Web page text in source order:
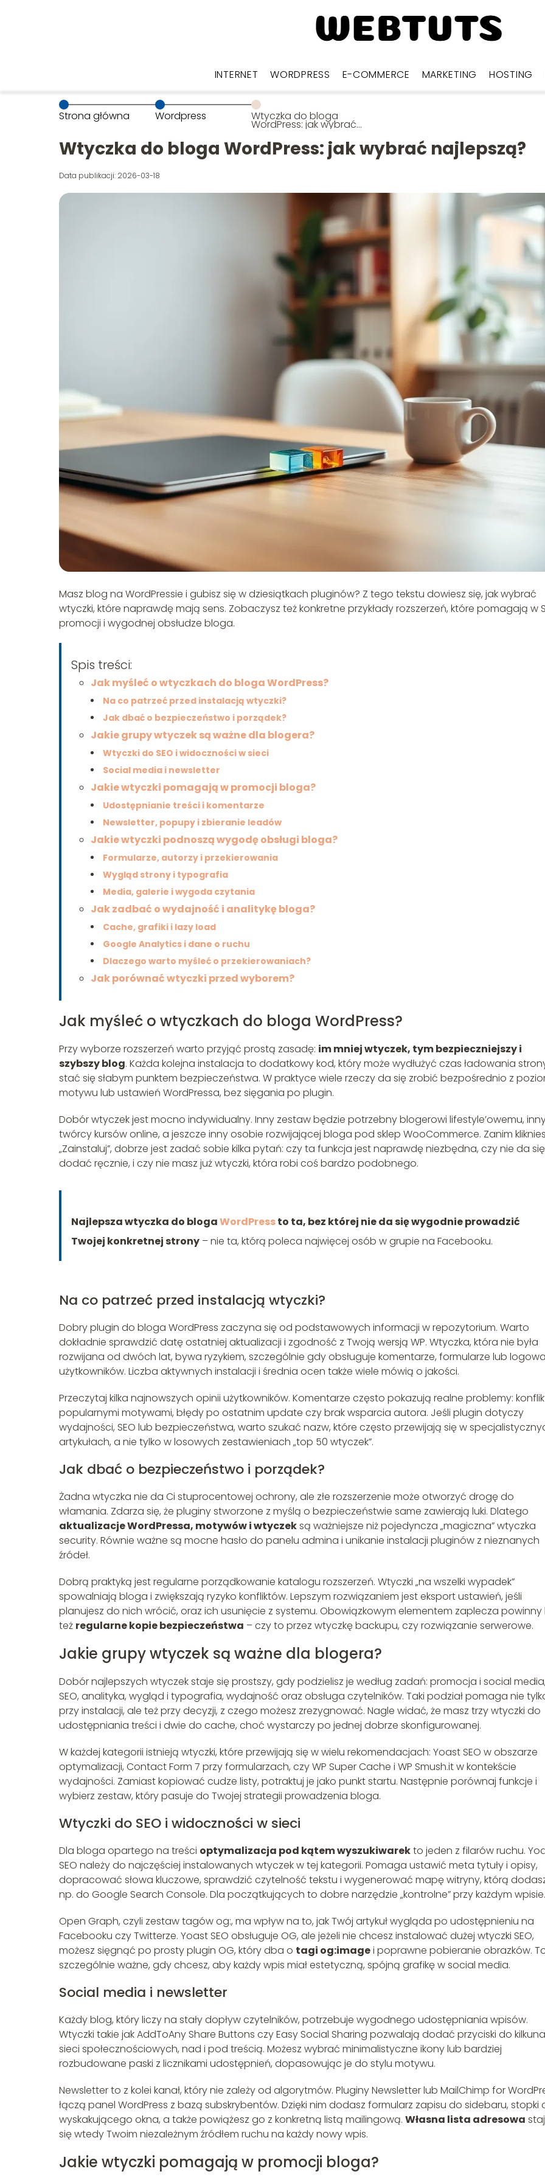
INTERNET WORDPRESS E-COMMERCE MARKETING HOSTING
Strona główna Wordpress Wtyczka do bloga
WordPress: jak wybrać
Wtyczka do bloga WordPress: jak wybrać najlepszą?
Data publikacji: 2026-03-18
Masz blog na WordPressie i gubisz się w dziesiątkach pluginów? Z tego tekstu dowiesz się, jak wybrać
wtyczki, które naprawdę mają sens. Zobaczysz też konkretne przykłady rozszerzeń, które pomagają w
promocji i wygodnej obsłudze bloga.
Spis treści:
Jak myśleć o wtyczkach do bloga WordPress?
Na co patrzeć przed instalacją wtyczki?
Jak dbać o bezpieczeństwo i porządek?
Jakie grupy wtyczek są ważne dla blogera?
Wtyczki do SEO i widoczności w sieci
Social media i newsletter
Jakie wtyczki pomagają w promocji bloga?
Udostępnianie treści i komentarze
Newsletter, popupy i zbieranie leadów
Jakie wtyczki podnoszą wygodę obsługi bloga?
Formularze, autorzy i przekierowania
Wygląd strony i typografia
Media, galerie i wygoda czytania
Jak zadbać o wydajność i analitykę bloga?
Cache, grafiki i lazy load
Google Analytics i dane o ruchu
Dlaczego warto myśleć o przekierowaniach?
Jak porównać wtyczki przed wyborem?
Jak myśleć o wtyczkach do bloga WordPress?
Przy wyborze rozszerzeń warto przyjąć prostą zasadę: im mniej wtyczek, tym bezpieczniejszy i
szybszy blog. Każda kolejna instalacja to dodatkowy kod, który może wydłużyć czas ładowania
stać się słabym punktem bezpieczeństwa. W praktyce wiele rzeczy da się zrobić bezpośrednio z
motywu lub ustawień WordPressa, bez sięgania po plugin.
Dobór wtyczek jest mocno indywidualny. Inny zestaw będzie potrzebny blogerowi lifestyle’owemu,
twórcy kursów online, a jeszcze inny osobie rozwijającej bloga pod sklep WooCommerce. Zanim
„Zainstaluj”, dobrze jest zadać sobie kilka pytań: czy ta funkcja jest naprawdę niezbędna, czy nie da
dodać ręcznie, i czy nie masz już wtyczki, która robi coś bardzo podobnego.
Najlepsza wtyczka do blogaWordPressto ta, bez której nie da się wygodnie prowadzić
Twojej konkretnej strony – nie ta, którą poleca najwięcej osób w grupie na Facebooku.
Na co patrzeć przed instalacją wtyczki?
Dobry plugin do bloga WordPress zaczyna się od podstawowych informacji w repozytorium. Warto
dokładnie sprawdzić datę ostatniej aktualizacji i zgodność z Twoją wersją WP. Wtyczka, która nie była
rozwijana od dwóch lat, bywa ryzykiem, szczególnie gdy obsługuje komentarze, formularze lub
użytkowników. Liczba aktywnych instalacji i średnia ocen także wiele mówią o jakości.
Przeczytaj kilka najnowszych opinii użytkowników. Komentarze często pokazują realne problemy:
popularnymi motywami, błędy po ostatnim update czy brak wsparcia autora. Jeśli plugin dotyczy
wydajności, SEO lub bezpieczeństwa, warto szukać nazw, które często przewijają się w
artykułach, a nie tylko w losowych zestawieniach „top 50 wtyczek”.
Jak dbać o bezpieczeństwo i porządek?
Żadna wtyczka nie da Ci stuprocentowej ochrony, ale złe rozszerzenie może otworzyć drogę do
włamania. Zdarza się, że pluginy stworzone z myślą o bezpieczeństwie same zawierają luki. Dlatego
aktualizacje WordPressa, motywów i wtyczeksą ważniejsze niż pojedyncza „magiczna” wtyczka
security. Równie ważne są mocne hasło do panelu admina i unikanie instalacji pluginów z nieznanych
źródeł.
Dobrą praktyką jest regularne porządkowanie katalogu rozszerzeń. Wtyczki „na wszelki wypadek”
spowalniają bloga i zwiększają ryzyko konfliktów. Lepszym rozwiązaniem jest eksport ustawień, jeśli
planujesz do nich wrócić, oraz ich usunięcie z systemu. Obowiązkowym elementem zaplecza
też regularne kopie bezpieczeństwa – czy to przez wtyczkę backupu, czy rozwiązanie serwerowe.
Jakie grupy wtyczek są ważne dla blogera?
Dobór najlepszych wtyczek staje się prostszy, gdy podzielisz je według zadań: promocja i social media,
SEO, analityka, wygląd i typografia, wydajność oraz obsługa czytelników. Taki podział pomaga nie
przy instalacji, ale też przy decyzji, z czego możesz zrezygnować. Nagle widać, że masz trzy wtyczki do
udostępniania treści i dwie do cache, choć wystarczy po jednej dobrze skonfigurowanej.
W każdej kategorii istnieją wtyczki, które przewijają się w wielu rekomendacjach: Yoast SEO w obszarze
optymalizacji, Contact Form 7 przy formularzach, czy WP Super Cache i WP Smush.it w kontekście
wydajności. Zamiast kopiować cudze listy, potraktuj je jako punkt startu. Następnie porównaj funkcje i
wybierz zestaw, który pasuje do Twojej strategii prowadzenia bloga.
Wtyczki do SEO i widoczności w sieci
Dla bloga opartego na treści optymalizacja pod kątem wyszukiwarekto jeden z filarów ruchu.
SEO należy do najczęściej instalowanych wtyczek w tej kategorii. Pomaga ustawić meta tytuły i opisy,
dopracować słowa kluczowe, sprawdzić czytelność tekstu i wygenerować mapę witryny, którą
np. do Google Search Console. Dla początkujących to dobre narzędzie „kontrolne” przy każdym wpisie.
Open Graph, czyli zestaw tagów og:, ma wpływ na to, jak Twój artykuł wygląda po udostępnieniu na
Facebooku czy Twitterze. Yoast SEO obsługuje OG, ale jeżeli nie chcesz instalować dużej wtyczki SEO,
możesz sięgnąć po prosty plugin OG, który dba o tagi og:imagei poprawne pobieranie obrazków.
szczególnie ważne, gdy chcesz, aby każdy wpis miał estetyczną, spójną grafikę w social media.
Social media i newsletter
Każdy blog, który liczy na stały dopływ czytelników, potrzebuje wygodnego udostępniania wpisów.
Wtyczki takie jak AddToAny Share Buttons czy Easy Social Sharing pozwalają dodać przyciski do
sieci społecznościowych, nad i pod treścią. Możesz wybrać minimalistyczne ikony lub bardziej
rozbudowane paski z licznikami udostępnień, dopasowując je do stylu motywu.
Newsletter to z kolei kanał, który nie zależy od algorytmów. Pluginy Newsletter lub MailChimp for
łączą panel WordPress z bazą subskrybentów. Dzięki nim dodasz formularz zapisu do sidebaru, stopki
wyskakującego okna, a także powiążesz go z konkretną listą mailingową. Własna lista adresowa
się wtedy Twoim niezależnym źródłem ruchu na każdy nowy wpis.
Jakie wtyczki pomagają w promocji bloga?